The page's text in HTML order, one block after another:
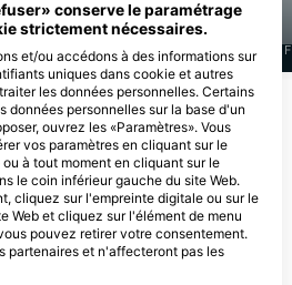
J F M A M J J A S O N D F
plus d'animaux
desservant ce site
conserve le paramétrage
strictement nécessaires.
et/ou accédons à des informations sur
uniques dans cookie et autres
les données personnelles. Certains
données personnelles sur la base d'un
ouvrez les «Paramètres». Vous
vos paramètres en cliquant sur le
à tout moment en cliquant sur le
le coin inférieur gauche du site Web.
cliquez sur l'empreinte digitale ou sur le
Web et cliquez sur l'élément de menu
pouvez retirer votre consentement.
partenaires et n'affecteront pas les